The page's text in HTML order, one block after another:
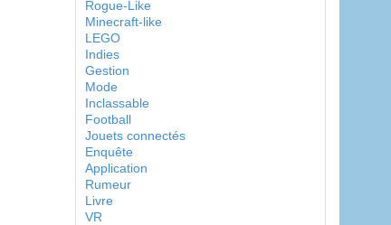
Rogue-Like
Minecraft-like
LEGO
Indies
Gestion
Mode
Inclassable
Football
Jouets connectés
Enquête
Application
Rumeur
Livre
VR